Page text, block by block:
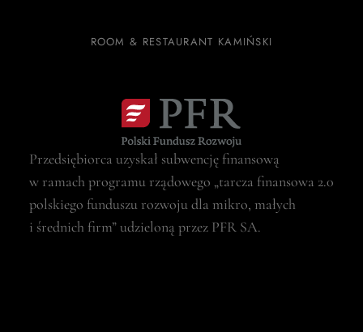
ROOM & RESTAURANT KAMIŃSKI
Przedsiębiorca uzyskał subwencję finansową
w ramach programu rządowego „tarcza finansowa 2.0
polskiego funduszu rozwoju dla mikro, małych
i średnich firm” udzieloną przez PFR SA.